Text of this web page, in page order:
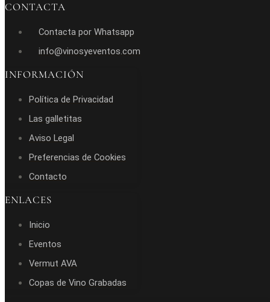
CONTACTA
Contacta por Whatsapp
info@vinosyeventos.com
INFORMACIÓN
Política de Privacidad
Las galletitas
Aviso Legal
Preferencias de Cookies
Contacto
ENLACES
Inicio
Eventos
Vermut AVA
Copas de Vino Grabadas